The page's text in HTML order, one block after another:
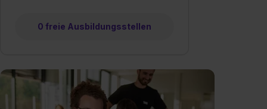
0 freie Ausbildungsstellen